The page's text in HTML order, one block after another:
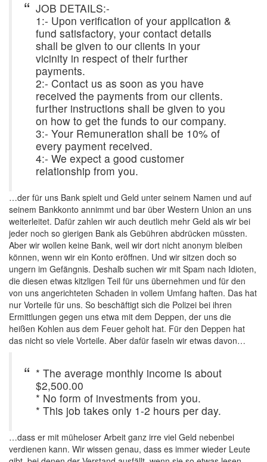
JOB DETAILS:-
1:- Upon verification of your application &
fund satisfactory, your contact details
shall be given to our clients in your
vicinity in respect of their further
payments.
2:- Contact us as soon as you have
received the payments from our clients.
further instructions shall be given to you
on how to get the funds to our company.
3:- Your Remuneration shall be 10% of
every payment received.
4:- We expect a good customer
relationship from you.
…der für uns Bank spielt und Geld unter seinem Namen und auf
seinem Bankkonto annimmt und bar über Western Union an uns
weiterleitet. Dafür zahlen wir auch deutlich mehr Geld als wir bei
jeder noch so gierigen Bank als Gebühren abdrücken müssten.
Aber wir wollen keine Bank, weil wir dort nicht anonym bleiben
können, wenn wir ein Konto eröffnen. Und wir sitzen doch so
ungern im Gefängnis. Deshalb suchen wir mit Spam nach Idioten,
die diesen etwas kitzligen Teil für uns übernehmen und für den
von uns angerichteten Schaden in vollem Umfang haften. Das hat
nur Vorteile für uns. So beschäftigt sich die Polizei bei ihren
Ermittlungen gegen uns etwa mit dem Deppen, der uns die
heißen Kohlen aus dem Feuer geholt hat. Für den Deppen hat
das nicht so viele Vorteile. Aber dafür faseln wir etwas davon…
* The average monthly income is about
$2,500.00
* No form of investments from you.
* This job takes only 1-2 hours per day.
…dass er mit müheloser Arbeit ganz irre viel Geld nebenbei
verdienen kann. Wir wissen genau, dass es immer wieder Leute